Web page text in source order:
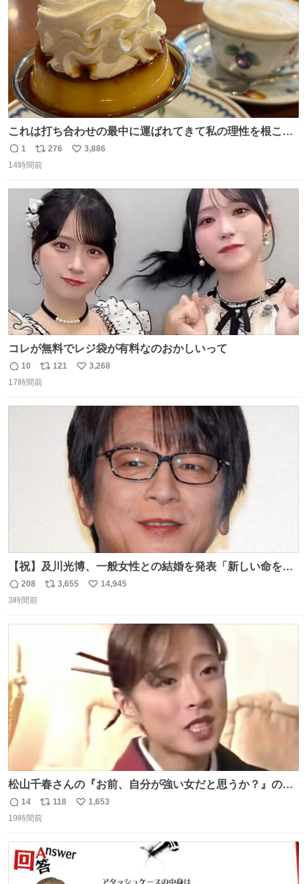
これは打ち合わせの最中に運ばれてきて私の理性を根こそ
ぎ奪い去ったプリンの写真です。
返
信
1
リ
ポ
ト
数
276
い
数
3,886
14時間前
コレが無料でレジ袋が有料なのおかしいって
返
信
10
リ
ポ
121
い
数
3,268
17時間前
【祝】及川光博、一般女性との結婚を発表「新しい命を授
かっております」 news.livedoor.com/lite/article_d…
「私、及川光博はこの度、交際しておりました方と入籍い
も変わらず俳優として、ミッチーとして、努力し精進して
参ります」とつづった。
返
信
208
リ
3,655
い
14,945
3時間前
松山千春さんの『お前、自分が強い女だと思うか？』の一
言で… 中森明菜さんが思わず本音をこぼす瞬間😭
返
信
14
リ
ポ
ト
数
118
い
数
1,653
19時間前